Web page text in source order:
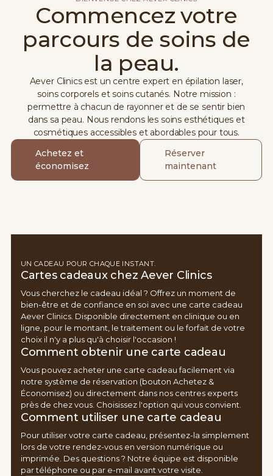
Commencez votre
parcours de soins de
la peau.
Aever Clinics est un centre expert en épilation laser,
soins corporels et soins cutanés. Notre mission :
permettre à chacun de rayonner et de se sentir bien
dans sa peau. Nous rendons les soins esthétiques et
cosmétiques accessibles et abordables pour tous.
Achetez et
économisez
Réserver
maintenant
UN CADEAU POUR CHAQUE INSTANT.
Cartes cadeaux chez Aever Clinics
Vous cherchez le cadeau idéal ? Offrez un moment de
bien-être et de confiance en soi avec une carte cadeau
Aever Clinics. Disponible directement en clinique ou en
ligne, pour le montant, le traitement ou le forfait de votre
choix il n'y a plus qu'à choisir l'occasion !
Comment obtenir une carte cadeau
Vous pouvez acheter une carte cadeau facilement via
notre système de réservation (bouton Achetez &
Économisez) ou directement dans nos centres experts
près de chez vous. Choisissez l'option qui vous convient.
Comment utiliser une carte cadeau
Pour utiliser votre carte cadeau, présentez-la simplement
lors de votre rendez-vous en version numérique ou
imprimée. Des questions ? Notre équipe est disponible
par téléphone ou par e-mail avant votre visite.